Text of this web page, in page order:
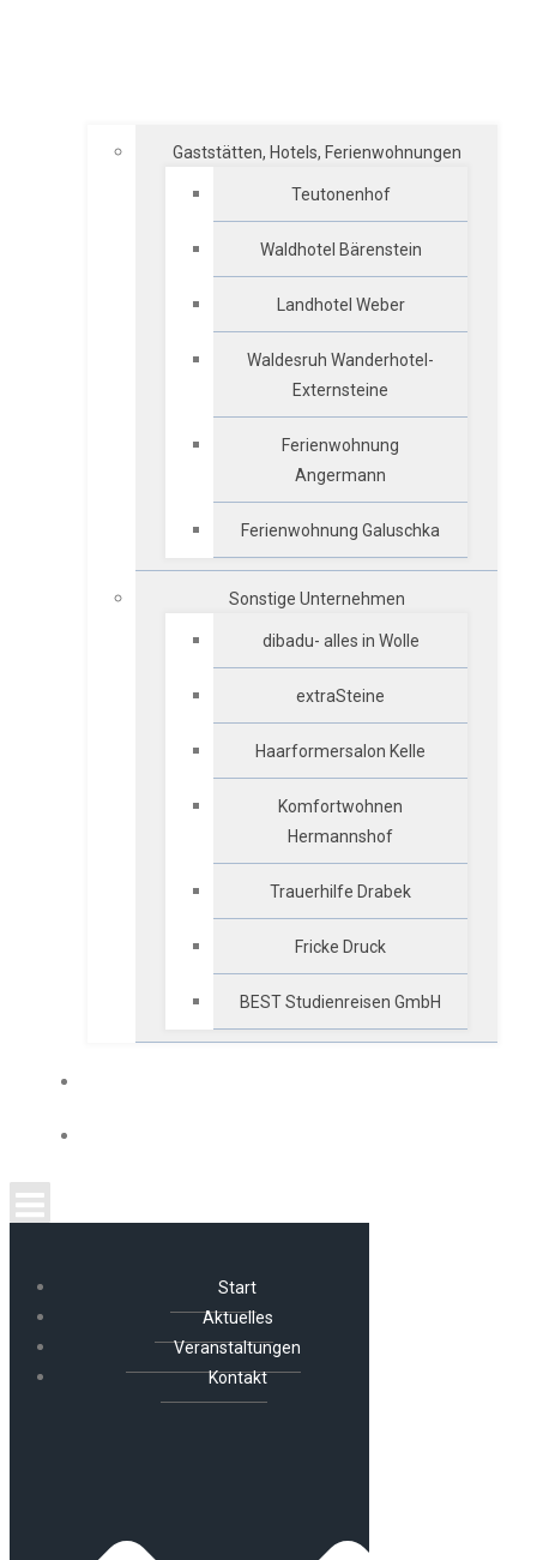
Gaststätten, Hotels, Ferienwohnungen
Teutonenhof
Waldhotel Bärenstein
Landhotel Weber
Waldesruh Wanderhotel-
Externsteine
Ferienwohnung
Angermann
Ferienwohnung Galuschka
Sonstige Unternehmen
dibadu- alles in Wolle
extraSteine
Haarformersalon Kelle
Komfortwohnen
Hermannshof
Trauerhilfe Drabek
Fricke Druck
BEST Studienreisen GmbH
Start
Aktuelles
Veranstaltungen
Kontakt